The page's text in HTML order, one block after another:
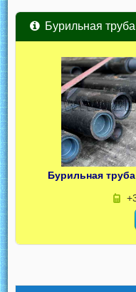
Бурильная труба
Бурильная